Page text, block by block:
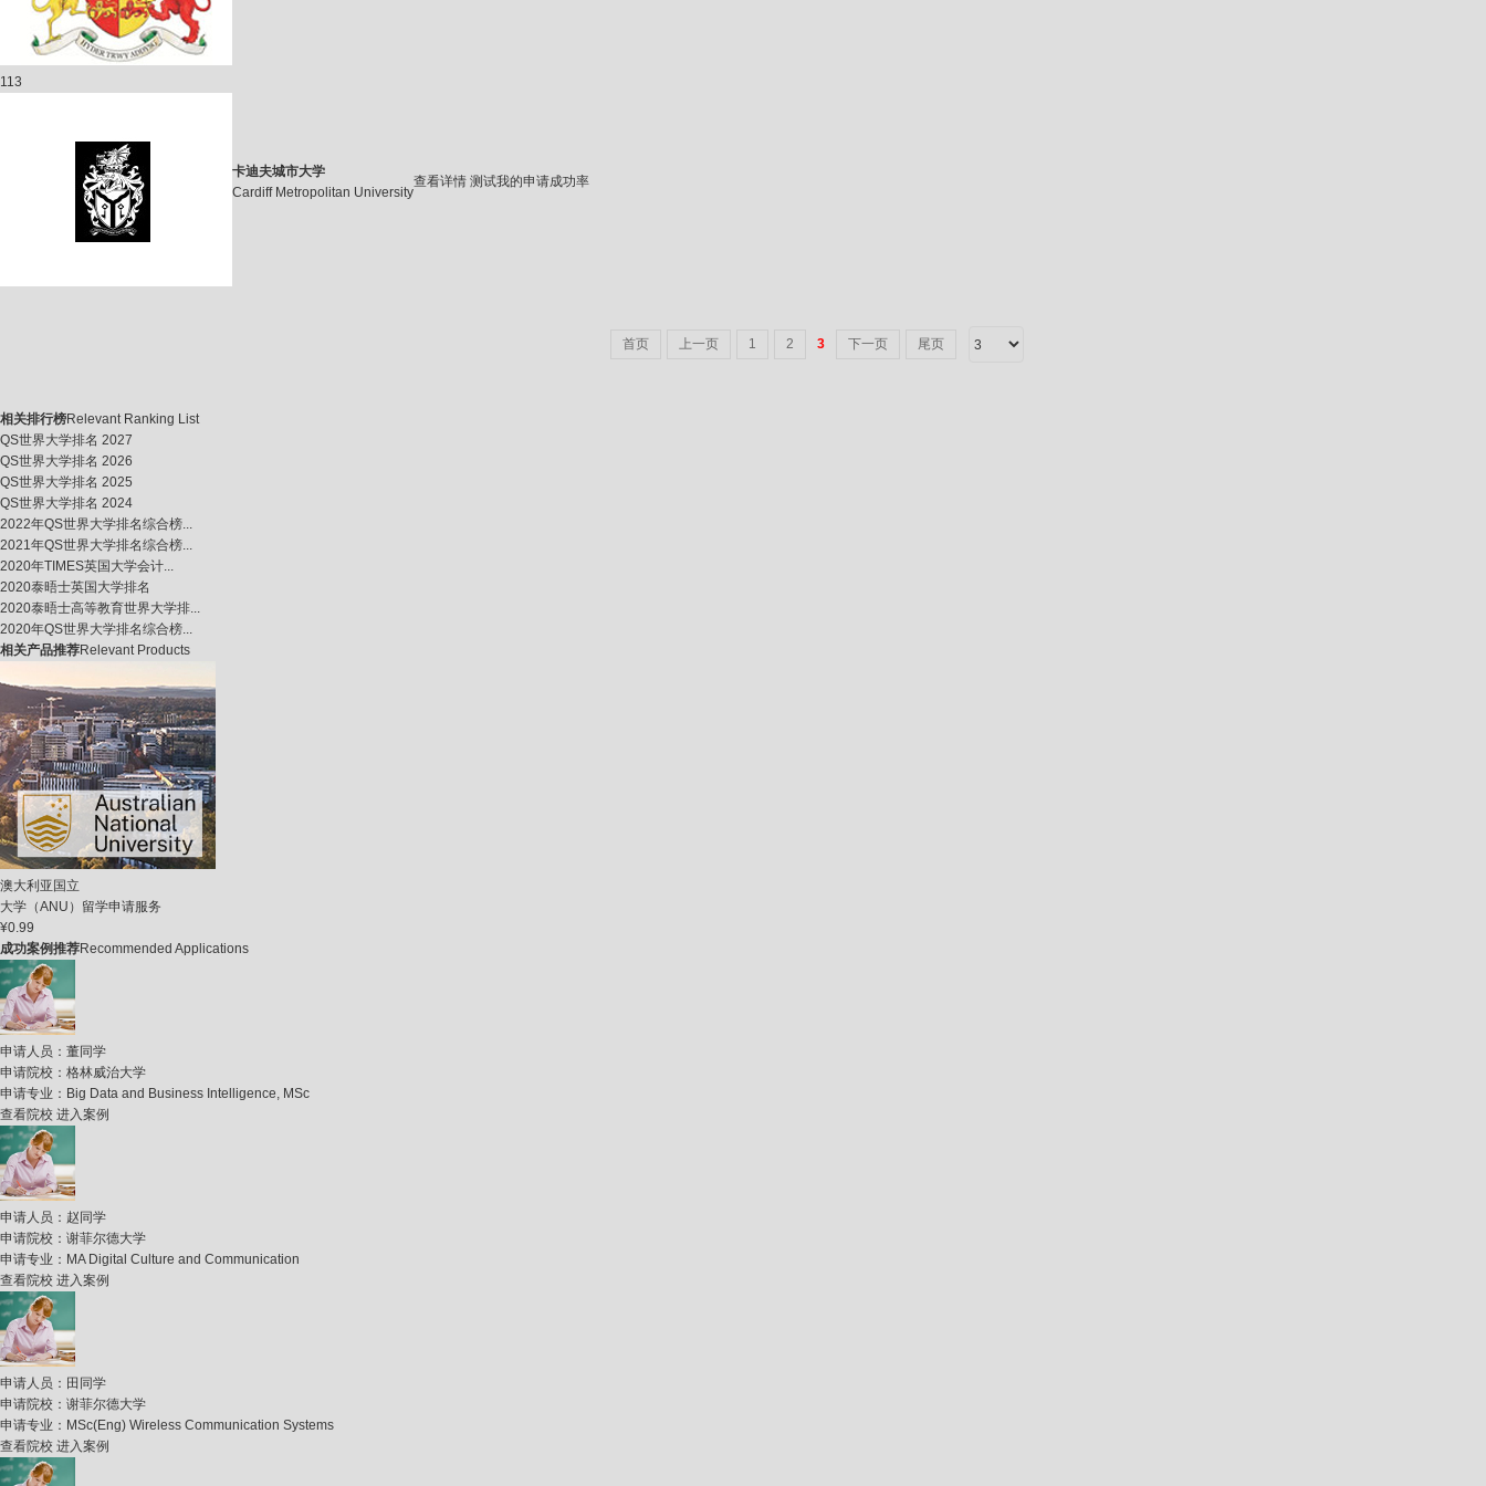
113
卡迪夫城市大学
Cardiff Metropolitan University
查看详情 测试我的申请成功率
首页 上一页 1 2 3 下一页 尾页
相关排行榜Relevant Ranking List
QS世界大学排名 2027
QS世界大学排名 2026
QS世界大学排名 2025
QS世界大学排名 2024
2022年QS世界大学排名综合榜...
2021年QS世界大学排名综合榜...
2020年TIMES英国大学会计...
2020泰晤士英国大学排名
2020泰晤士高等教育世界大学排...
2020年QS世界大学排名综合榜...
相关产品推荐Relevant Products
澳大利亚国立
大学（ANU）留学申请服务
¥0.99
成功案例推荐Recommended Applications
申请人员： 董同学
申请院校： 格林威治大学
申请专业： Big Data and Business Intelligence, MSc
查看院校 进入案例
申请人员： 赵同学
申请院校： 谢菲尔德大学
申请专业： MA Digital Culture and Communication
查看院校 进入案例
申请人员： 田同学
申请院校： 谢菲尔德大学
申请专业： MSc(Eng) Wireless Communication Systems
查看院校 进入案例